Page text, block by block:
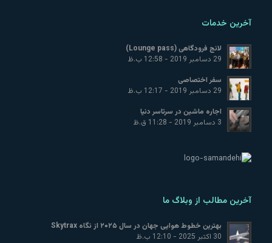
آخرین خدمات
لانج فرودگاهی (Lounge pass)
29 دسامبر 2019 - 12:58 ب.ظ
سفر اختصاصی
29 دسامبر 2019 - 12:17 ب.ظ
اجاره ماشین در سرتاسر دنیا
3 دسامبر 2019 - 11:28 ق.ظ
آخرین مطالب از وبلاگ ما
بهترین خطوط هوایی جهان در سال ۲۰۲۵ از نگاه Skytrax
30 اکتبر 2025 - 12:10 ب.ظ